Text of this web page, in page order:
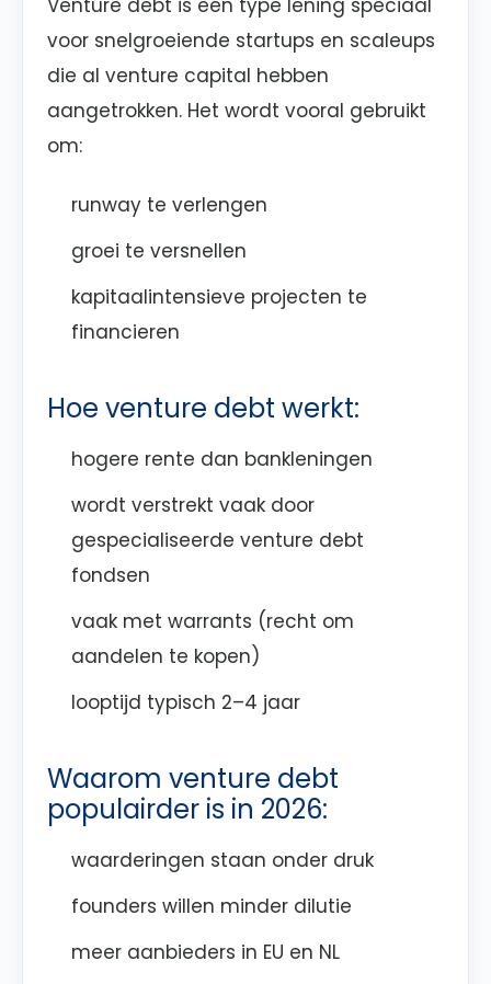
Venture debt is een type lening speciaal
voor snelgroeiende startups en scaleups
die al venture capital hebben
aangetrokken. Het wordt vooral gebruikt
om:
runway te verlengen
groei te versnellen
kapitaalintensieve projecten te
financieren
Hoe venture debt werkt:
hogere rente dan bankleningen
wordt verstrekt vaak door
gespecialiseerde venture debt
fondsen
vaak met warrants (recht om
aandelen te kopen)
looptijd typisch 2–4 jaar
Waarom venture debt
populairder is in 2026:
waarderingen staan onder druk
founders willen minder dilutie
meer aanbieders in EU en NL